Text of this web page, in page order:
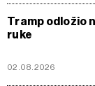
Tramp odložio
ruke
02.08.2026